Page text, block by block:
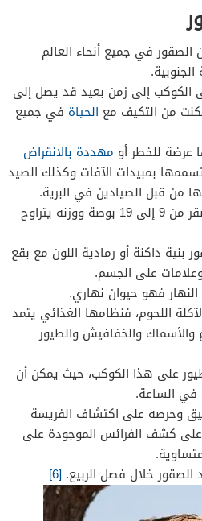
37 نوعًا من الصقور في جميع أنحاء العالم
الكوكب إلى زمن بعيد قد يصل إلى
الحياة في جميع
عرضة للخطر أو مهددة بالانقراض
بمبيدات الآفات وكذلك الصيد
من قبل الصيادين في البرية.
يمكن أن يصل طول الصقر من 9 إلى 19 بوصة ووزنه يتراوح
بنية داكنة أو رمادية اللون مع بقع
على الجسم.
فهو حيوان نهاري.
اللحوم، فنظامها الغذائي يتمد
والخفافيش والطيور
على هذا الكوكب، حيث يمكن أن
وحرصه على اكتشاف الفريسة
كشف الفرائس الموجودة على
خلال فصل الربيع. [6]